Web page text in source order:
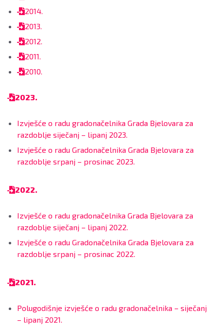
2014.
2013.
2012.
2011.
2010.
2023.
Izvješće o radu gradonačelnika Grada Bjelovara za
razdoblje siječanj – lipanj 2023.
Izvješće o radu Gradonačelnika Grada Bjelovara za
razdoblje srpanj – prosinac 2023.
2022.
Izvješće o radu gradonačelnika Grada Bjelovara za
razdoblje siječanj – lipanj 2022.
Izvješće o radu Gradonačelnika Grada Bjelovara za
razdoblje srpanj – prosinac 2022.
2021.
Polugodišnje izvješće o radu gradonačelnika – siječanj
– lipanj 2021.